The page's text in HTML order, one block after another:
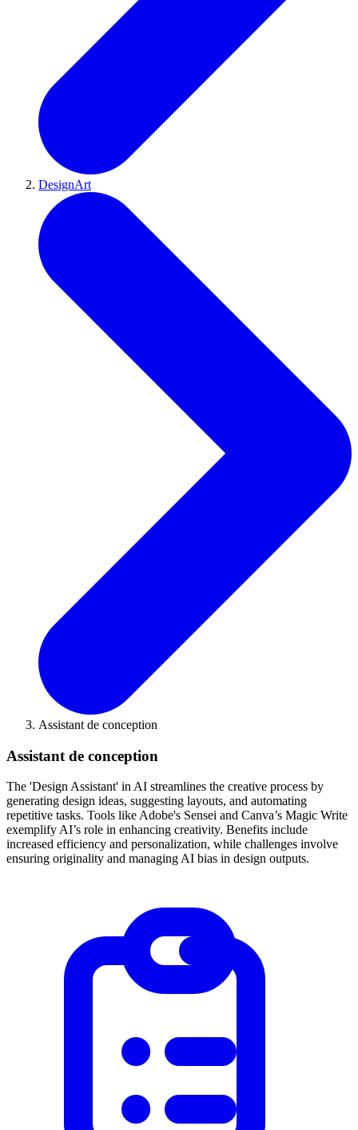
DesignArt
Assistant de conception
Assistant de conception
The 'Design Assistant' in AI streamlines the creative process by
generating design ideas, suggesting layouts, and automating
repetitive tasks. Tools like Adobe's Sensei and Canva’s Magic Write
exemplify AI’s role in enhancing creativity. Benefits include
increased efficiency and personalization, while challenges involve
ensuring originality and managing AI bias in design outputs.